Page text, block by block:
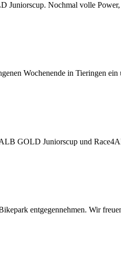
Nochmal volle
Wochenende in Tieringen ein
GOLD Juniorscup und
entgegennehmen. Wir